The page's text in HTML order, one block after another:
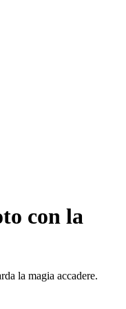
con la
la magia accadere.